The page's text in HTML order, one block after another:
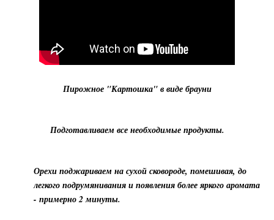
Пирожное "Картошка" в виде брауни
Подготавливаем все необходимые продукты.
Орехи поджариваем на сухой сковороде, помешивая, до
легкого подрумянивания и появления более яркого аромата
- примерно 2 минуты.